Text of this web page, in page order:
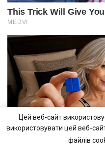
Цей веб-сайт
використовувати цей веб-
файлів